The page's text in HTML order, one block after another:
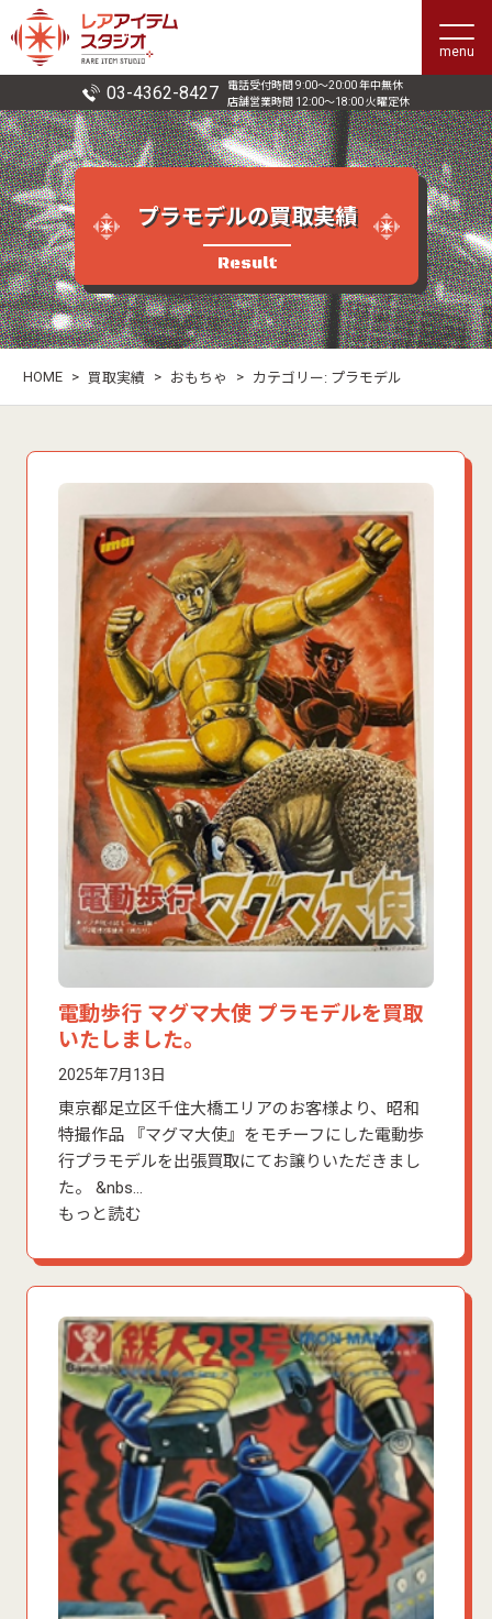
menu
03-4362-8427
電話受付時間 9:00〜20:00 年中無休
店舗営業時間 12:00〜18:00 火曜定休
プラモデルの買取実績
Result
HOME > 買取実績 > おもちゃ > カテゴリー: プラモデル
電動歩行 マグマ大使 プラモデルを買取
いたしました。
2025年7月13日
東京都足立区千住大橋エリアのお客様より、昭和
特撮作品 『マグマ大使』をモチーフにした電動歩
行プラモデルを出張買取にてお譲りいただきまし
た。 &nbs…
もっと読む